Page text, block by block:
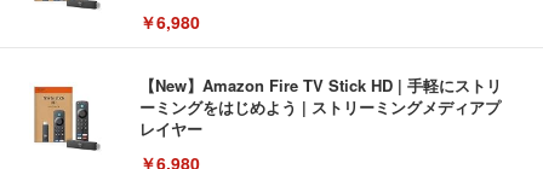
￥6,980
【New】Amazon Fire TV Stick HD | 手軽にストリ
ーミングをはじめよう | ストリーミングメディアプ
レイヤー
￥6,980